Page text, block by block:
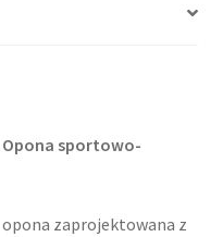
Opona sportowo-
opona zaprojektowana z